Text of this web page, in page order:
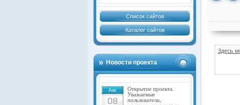
Список сайтов
Каталог сайтов
Новости проекта
Авг
08
Открытие проекта.
Уважаемые
пользователи,
Здесь